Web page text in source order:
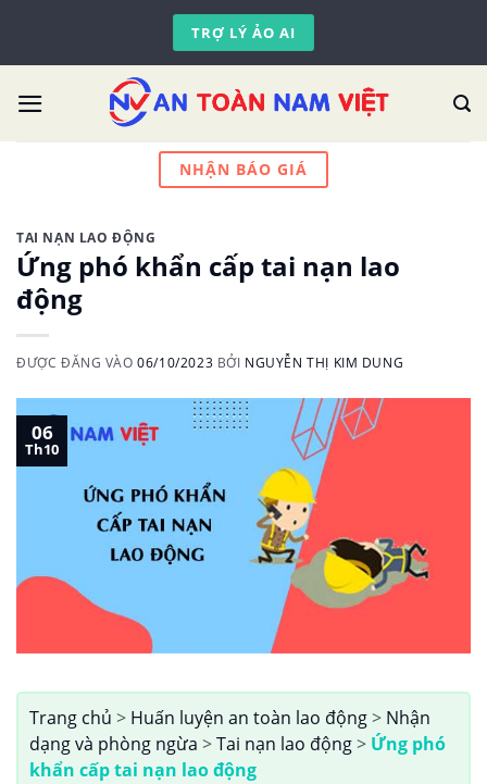
content
TRỢ LÝ ẢO AI
NHẬN BÁO GIÁ
TAI NẠN LAO ĐỘNG
Ứng phó khẩn cấp tai nạn lao
động
ĐƯỢC ĐĂNG VÀO06/10/2023 BỞI NGUYỄN THỊ KIM DUNG
06
Th10
Trang chủ > Huấn luyện an toàn lao động> Nhận
dạng và phòng ngừa >Tai nạn lao động> Ứng phó
khẩn cấp tai nạn lao động